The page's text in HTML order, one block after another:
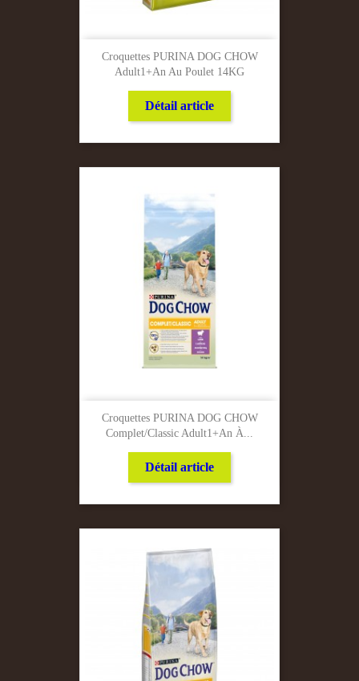
Croquettes PURINA DOG CHOW
Adult1+an Au Poulet 14KG
Détail article
Croquettes PURINA DOG CHOW
Complet/classic Adult1+an À...
Détail article